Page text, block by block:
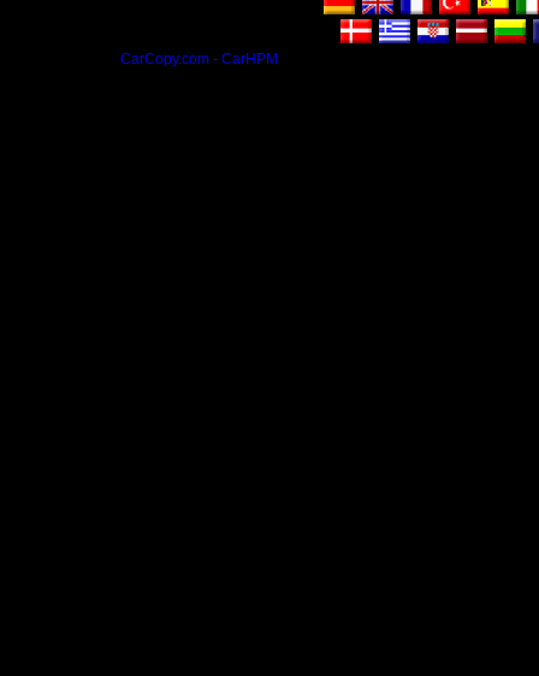
CarCopy.com - CarHPM